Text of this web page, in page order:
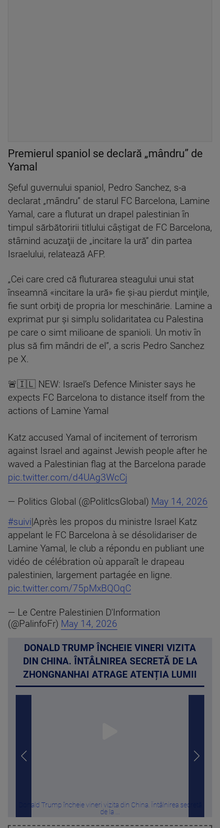
Premierul spaniol se declară „mândru” de
Yamal
Şeful guvernului spaniol, Pedro Sanchez, s-a
declarat „mândru” de starul FC Barcelona, Lamine
Yamal, care a fluturat un drapel palestinian în
timpul sărbătoririi titlului câştigat de FC Barcelona,
stârnind acuzaţii de „incitare la ură” din partea
Israelului, relatează AFP.
„Cei care cred că fluturarea steagului unui stat
înseamnă «incitare la ură» fie şi-au pierdut minţile,
fie sunt orbiţi de propria lor meschinărie. Lamine a
exprimat pur şi simplu solidaritatea cu Palestina
pe care o simt milioane de spanioli. Un motiv în
plus să fim mândri de el”, a scris Pedro Sanchez
pe X.
🚨🇮🇱 NEW: Israel’s Defence Minister says he
expects FC Barcelona to distance itself from the
actions of Lamine Yamal
Katz accused Yamal of incitement of terrorism
against Israel and against Jewish people after he
waved a Palestinian flag at the Barcelona parade
pic.twitter.com/d4UAg3WcCj
— Politics Global (@PolitlcsGlobal) May 14, 2026
#suivi |Après les propos du ministre Israel Katz
appelant le FC Barcelona à se désolidariser de
Lamine Yamal, le club a répondu en publiant une
vidéo de célébration où apparaît le drapeau
palestinien, largement partagée en ligne.
pic.twitter.com/75pMxBQOqC
— Le Centre Palestinien D'Information
(@PalinfoFr) May 14, 2026
DONALD TRUMP ÎNCHEIE VINERI VIZITA
DIN CHINA. ÎNTÂLNIREA SECRETĂ DE LA
ZHONGNANHAI ATRAGE ATENȚIA LUMII
Donald Trump încheie vineri vizita din China. Întâlnirea secretă
de la ...